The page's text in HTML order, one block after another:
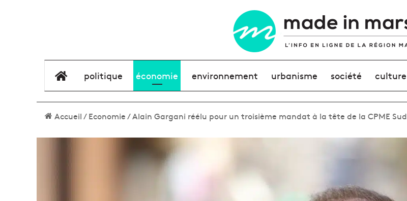
élément de menu
politique économie environnement urbanisme société culture
Accueil/Economie/Alain Gargani réélu pour un troisième mandat à la tête de la CPME Sud